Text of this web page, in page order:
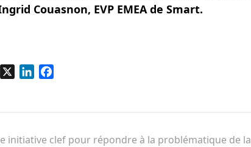
Couasnon, EVP EMEA de Smart.
LinkedIn
initiative clef pour répondre à la problématique de la